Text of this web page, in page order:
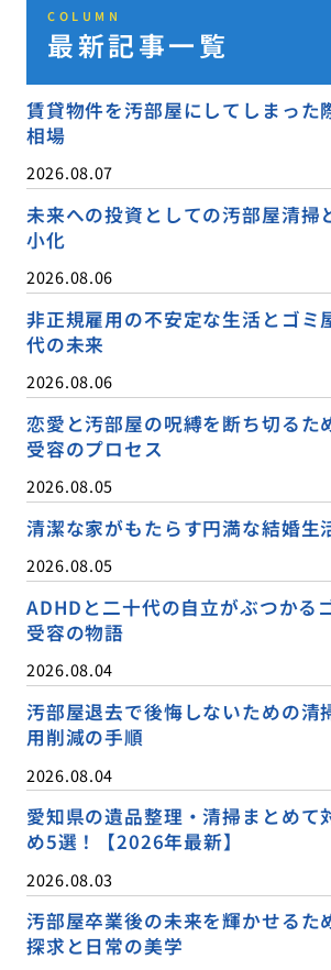
COLUMN
最新記事一覧
賃貸物件を汚部屋にしてしまった
相場
2026.08.07
未来への投資としての汚部屋清掃
小化
2026.08.06
非正規雇用の不安定な生活とゴミ
代の未来
2026.08.06
恋愛と汚部屋の呪縛を断ち切るた
受容のプロセス
2026.08.05
清潔な家がもたらす円満な結婚生
2026.08.05
ADHDと二十代の自立がぶつかる
受容の物語
2026.08.04
汚部屋退去で後悔しないための清
用削減の手順
2026.08.04
愛知県の遺品整理・清掃まとめて
め5選！【2026年最新】
2026.08.03
汚部屋卒業後の未来を輝かせるた
探求と日常の美学